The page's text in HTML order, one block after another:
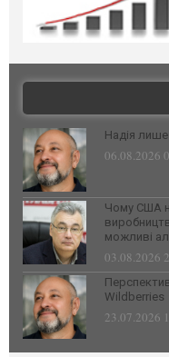
Надія лише
06.08.2026
Чому США
можливі
03.08.2026
Wildberries
23.07.2026